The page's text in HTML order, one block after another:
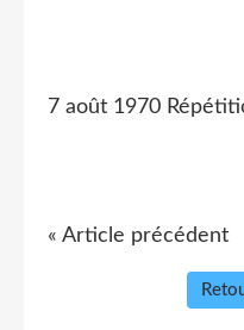
7 août 1970
« Article précédent